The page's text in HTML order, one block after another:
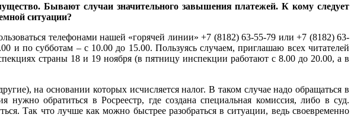
Бывают случаи значительного завышения платежей. К кому следует
ситуации?
телефонами нашей «горячей линии» +7 (8182) 63-55-79 или +7 (8182) 63-
и по субботам – с 10.00 до 15.00. Пользуясь случаем, приглашаю всех читателей
страны 18 и 19 ноября (в пятницу инспекции работают с 8.00 до 20.00, а в
на основании которых исчисляется налог. В таком случае надо обращаться в
обратиться в Росреестр, где создана специальная комиссия, либо в суд.
Так что лучше как можно быстрее разобраться в ситуации, ведь своевременно